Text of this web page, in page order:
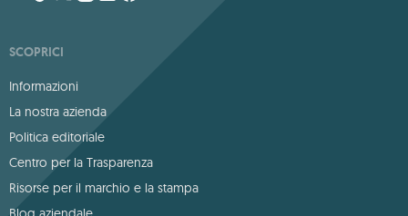
SCOPRICI
Informazioni
La nostra azienda
Politica editoriale
Centro per la Trasparenza
Risorse per il marchio e la stampa